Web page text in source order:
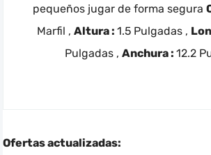
pequeños jugar de forma segura
Marfil , Altura : 1.5 Pulgadas ,
Pulgadas , Anchura : 12.2
Ofertas actualizadas: